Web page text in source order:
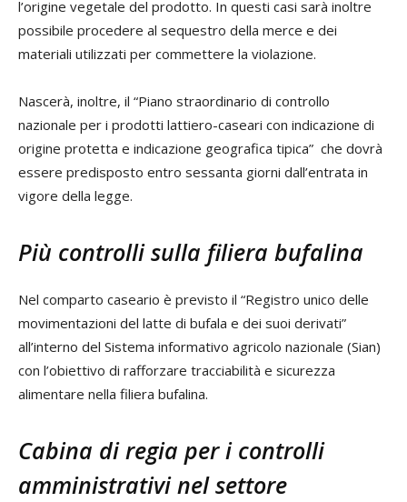
l’origine vegetale del prodotto. In questi casi sarà inoltre
possibile procedere al sequestro della merce e dei
materiali utilizzati per commettere la violazione.
Nascerà, inoltre, il “Piano straordinario di controllo
nazionale per i prodotti lattiero-caseari con indicazione di
origine protetta e indicazione geografica tipica” che dovrà
essere predisposto entro sessanta giorni dall’entrata in
vigore della legge.
Più controlli sulla filiera bufalina
Nel comparto caseario è previsto il “Registro unico delle
movimentazioni del latte di bufala e dei suoi derivati”
all’interno del Sistema informativo agricolo nazionale (Sian)
con l’obiettivo di rafforzare tracciabilità e sicurezza
alimentare nella filiera bufalina.
Cabina di regia per i controlli
amministrativi nel settore